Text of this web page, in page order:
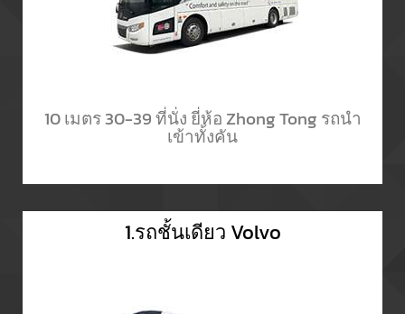
10 เมตร 30-39 ที่นั่ง ยี่ห้อ Zhong Tong รถนำ
เข้าทั้งคัน
1.รถชั้นเดียว Volvo